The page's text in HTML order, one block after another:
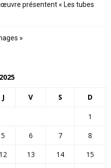
présentent « Les tubes
»
J V S D
1
5 6 7
8
12 13 14
15